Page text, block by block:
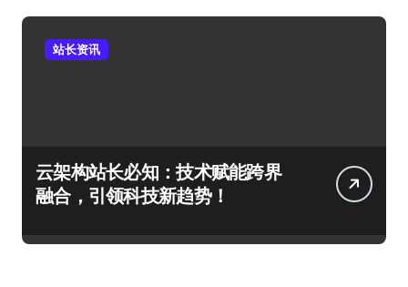
站长资讯
云架构站长必知：技术赋能跨界
融合，引领科技新趋势！